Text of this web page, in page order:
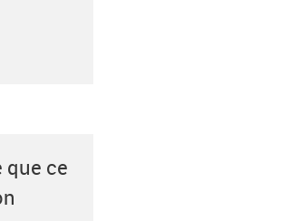
que ce